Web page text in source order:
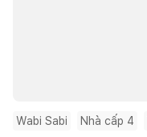
Wabi Sabi Nhà cấp 4